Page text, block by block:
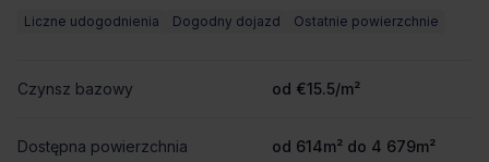
Liczne udogodnienia Dogodny dojazd Ostatnie powierzchnie
Czynsz bazowy od €15.5/m²
Dostępna powierzchnia od 614m² do 4 679m²